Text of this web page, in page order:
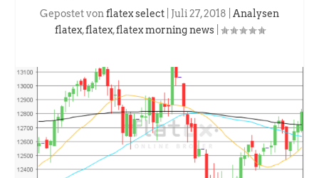
Gepostet vonflatex select Juli 27, 2018
Analysen
flatex,flatex,flatex morning news|